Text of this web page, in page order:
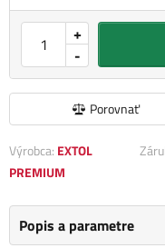
-
+
Porovnať
Výrobca: EXTOL
PREMIUM
Popis a parametre